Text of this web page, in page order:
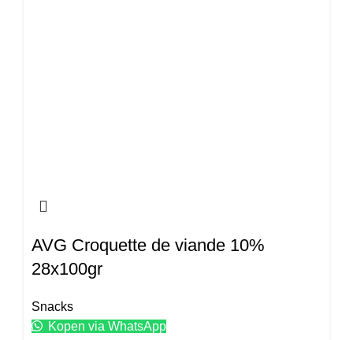
AVG Croquette de viande 10%
28x100gr
Snacks
Kopen via WhatsApp